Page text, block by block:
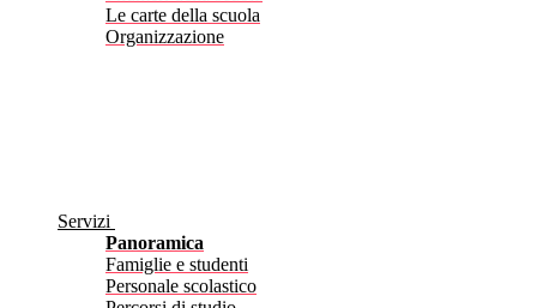
Le carte della scuola
Organizzazione
Servizi
Panoramica
Famiglie e studenti
Personale scolastico